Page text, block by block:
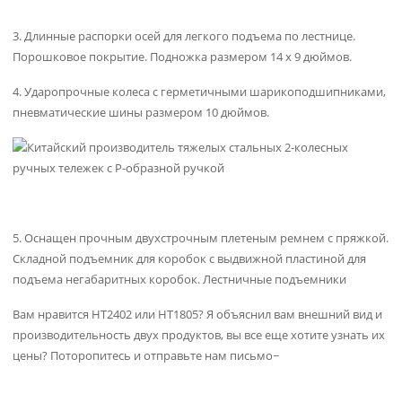
3. Длинные распорки осей для легкого подъема по лестнице.
Порошковое покрытие. Подножка размером 14 x 9 дюймов.
4. Ударопрочные колеса с герметичными шарикоподшипниками,
пневматические шины размером 10 дюймов.
5. Оснащен прочным двухстрочным плетеным ремнем с пряжкой.
Складной подъемник для коробок с выдвижной пластиной для
подъема негабаритных коробок. Лестничные подъемники
Вам нравится HT2402 или HT1805? Я объяснил вам внешний вид и
производительность двух продуктов, вы все еще хотите узнать их
цены? Поторопитесь и отправьте нам письмо~